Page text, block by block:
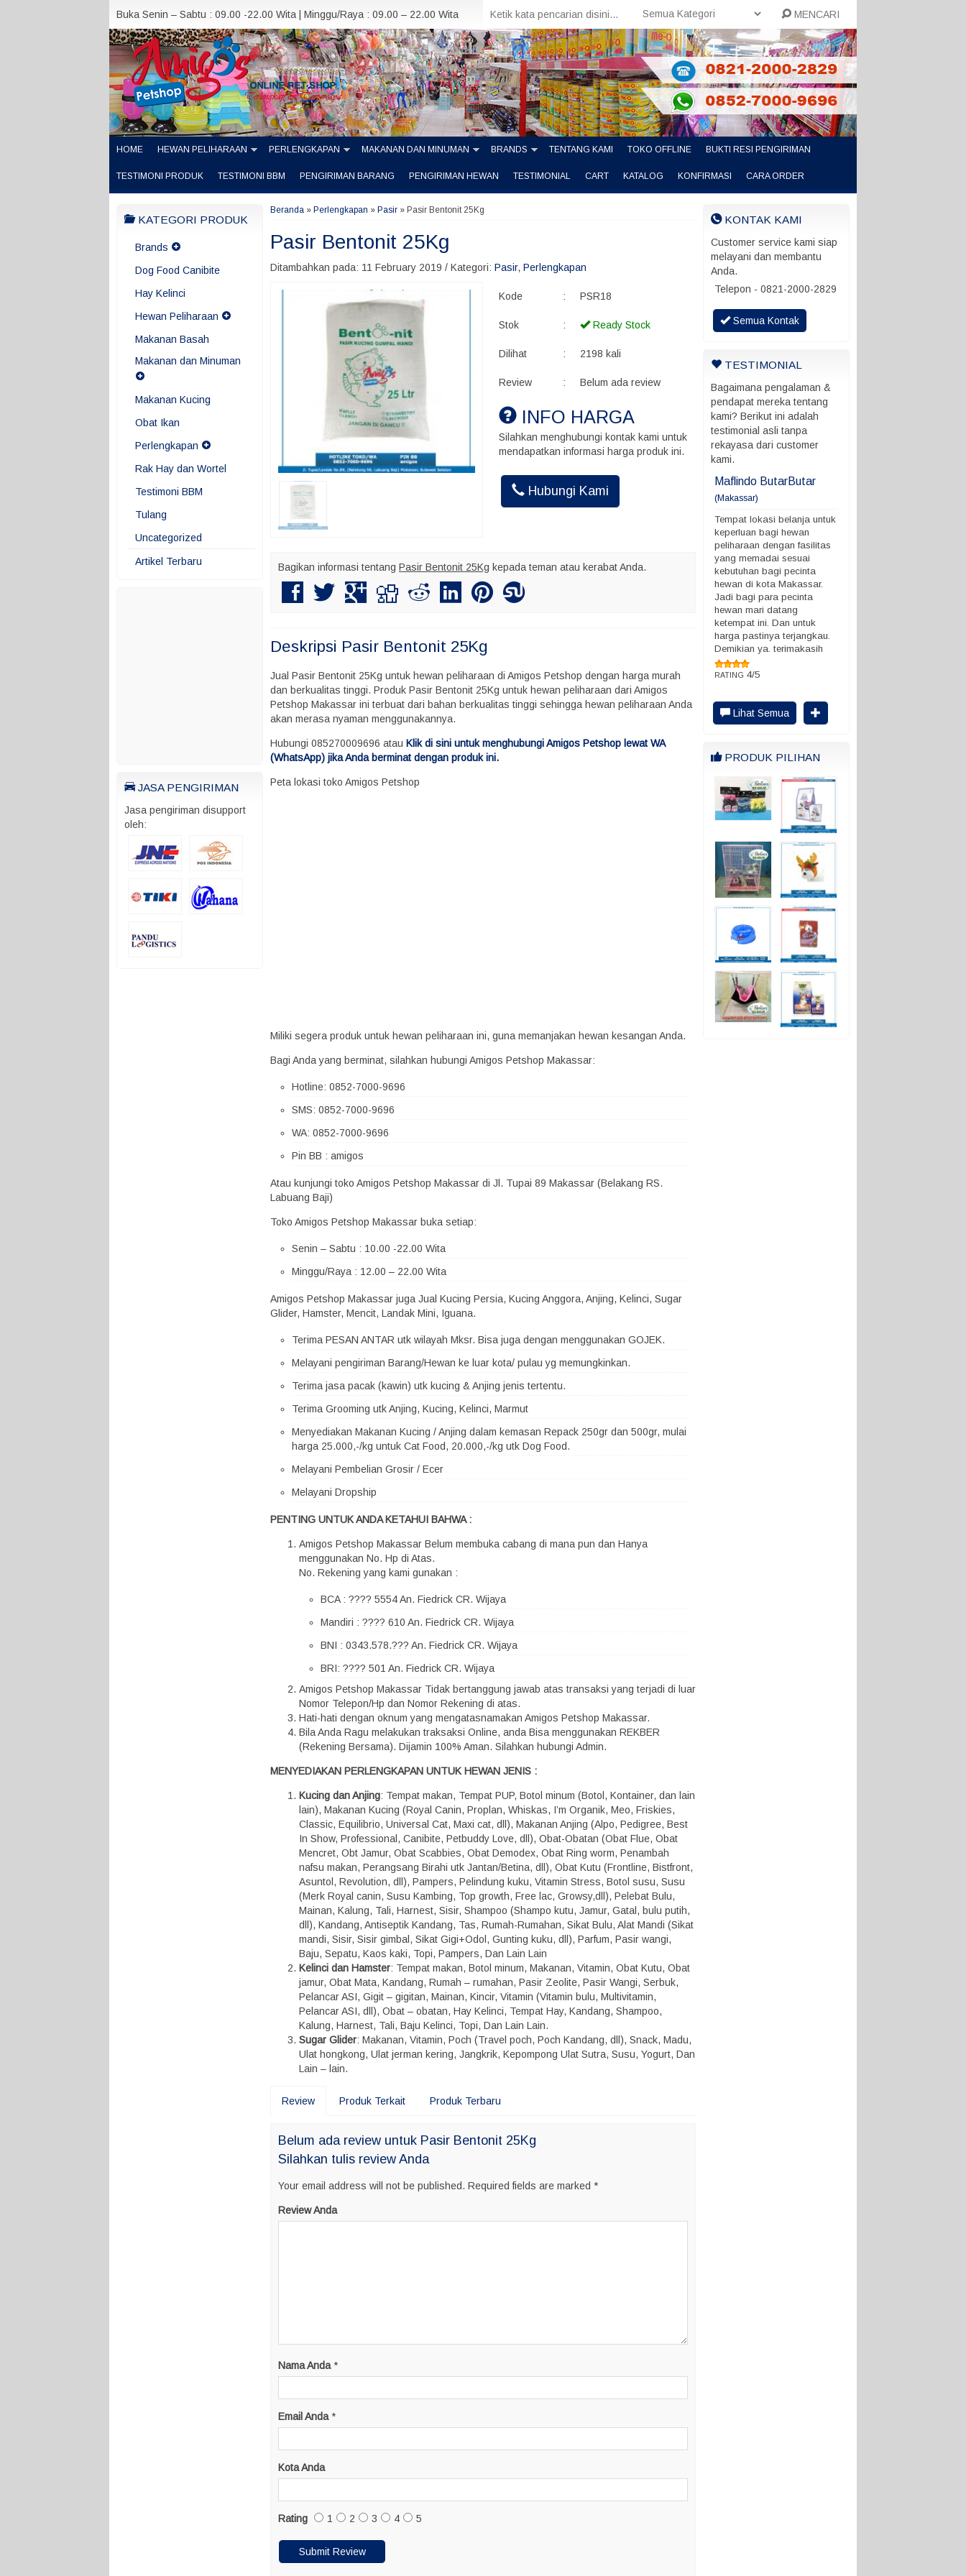
Buka Senin – Sabtu : 09.00 -22.00 Wita | Minggu/Raya : 09.00 – 22.00 Wita MENCARI
HOME HEWAN PELIHARAAN PERLENGKAPAN MAKANAN DAN MINUMAN BRANDS TENTANG KAMI TOKO OFFLINE BUKTI RESI PENGIRIMAN
TESTIMONI PRODUK TESTIMONI BBM PENGIRIMAN BARANG PENGIRIMAN HEWAN TESTIMONIAL CART KATALOG KONFIRMASI CARA ORDER
KATEGORI PRODUK
Brands
Dog Food Canibite
Hay Kelinci
Hewan Peliharaan
Makanan Basah
Makanan dan Minuman
Makanan Kucing
Obat Ikan
Perlengkapan
Rak Hay dan Wortel
Testimoni BBM
Tulang
Uncategorized
Artikel Terbaru
JASA PENGIRIMAN
Jasa pengiriman disupport
oleh:
Beranda » Perlengkapan » Pasir » Pasir Bentonit 25Kg
Pasir Bentonit 25Kg
Ditambahkan pada: 11 February 2019 / Kategori: Pasir, Perlengkapan
Kode : PSR18
Stok : Ready Stock
Dilihat : 2198 kali
Review : Belum ada review
INFO HARGA
Silahkan menghubungi kontak kami untuk
mendapatkan informasi harga produk ini.
Hubungi Kami
Bagikan informasi tentang Pasir Bentonit 25Kg kepada teman atau kerabat Anda.
Deskripsi Pasir Bentonit 25Kg
Jual Pasir Bentonit 25Kg untuk hewan peliharaan di Amigos Petshop dengan harga murah
dan berkualitas tinggi. Produk Pasir Bentonit 25Kg untuk hewan peliharaan dari Amigos
Petshop Makassar ini terbuat dari bahan berkualitas tinggi sehingga hewan peliharaan Anda
akan merasa nyaman menggunakannya.
Hubungi 085270009696 atau Klik di sini untuk menghubungi Amigos Petshop lewat WA
(WhatsApp) jika Anda berminat dengan produk ini.
Peta lokasi toko Amigos Petshop
Miliki segera produk untuk hewan peliharaan ini, guna memanjakan hewan kesangan Anda.
Bagi Anda yang berminat, silahkan hubungi Amigos Petshop Makassar:
Hotline: 0852-7000-9696
SMS: 0852-7000-9696
WA: 0852-7000-9696
Pin BB : amigos
Atau kunjungi toko Amigos Petshop Makassar di Jl. Tupai 89 Makassar (Belakang RS.
Labuang Baji)
Toko Amigos Petshop Makassar buka setiap:
Senin – Sabtu : 10.00 -22.00 Wita
Minggu/Raya : 12.00 – 22.00 Wita
Amigos Petshop Makassar juga Jual Kucing Persia, Kucing Anggora, Anjing, Kelinci, Sugar
Glider, Hamster, Mencit, Landak Mini, Iguana.
Terima PESAN ANTAR utk wilayah Mksr. Bisa juga dengan menggunakan GOJEK.
Melayani pengiriman Barang/Hewan ke luar kota/ pulau yg memungkinkan.
Terima jasa pacak (kawin) utk kucing & Anjing jenis tertentu.
Terima Grooming utk Anjing, Kucing, Kelinci, Marmut
Menyediakan Makanan Kucing / Anjing dalam kemasan Repack 250gr dan 500gr, mulai
harga 25.000,-/kg untuk Cat Food, 20.000,-/kg utk Dog Food.
Melayani Pembelian Grosir / Ecer
Melayani Dropship
PENTING UNTUK ANDA KETAHUI BAHWA :
Amigos Petshop Makassar Belum membuka cabang di mana pun dan Hanya
menggunakan No. Hp di Atas.
No. Rekening yang kami gunakan :
BCA : ???? 5554 An. Fiedrick CR. Wijaya
Mandiri : ???? 610 An. Fiedrick CR. Wijaya
BNI : 0343.578.??? An. Fiedrick CR. Wijaya
BRI: ???? 501 An. Fiedrick CR. Wijaya
Amigos Petshop Makassar Tidak bertanggung jawab atas transaksi yang terjadi di luar
Nomor Telepon/Hp dan Nomor Rekening di atas.
Hati-hati dengan oknum yang mengatasnamakan Amigos Petshop Makassar.
Bila Anda Ragu melakukan traksaksi Online, anda Bisa menggunakan REKBER
(Rekening Bersama). Dijamin 100% Aman. Silahkan hubungi Admin.
MENYEDIAKAN PERLENGKAPAN UNTUK HEWAN JENIS :
Kucing dan Anjing: Tempat makan, Tempat PUP, Botol minum (Botol, Kontainer, dan lain
lain), Makanan Kucing (Royal Canin, Proplan, Whiskas, I’m Organik, Meo, Friskies,
Classic, Equilibrio, Universal Cat, Maxi cat, dll), Makanan Anjing (Alpo, Pedigree, Best
In Show, Professional, Canibite, Petbuddy Love, dll), Obat-Obatan (Obat Flue, Obat
Mencret, Obt Jamur, Obat Scabbies, Obat Demodex, Obat Ring worm, Penambah
nafsu makan, Perangsang Birahi utk Jantan/Betina, dll), Obat Kutu (Frontline, Bistfront,
Asuntol, Revolution, dll), Pampers, Pelindung kuku, Vitamin Stress, Botol susu, Susu
(Merk Royal canin, Susu Kambing, Top growth, Free lac, Growsy,dll), Pelebat Bulu,
Mainan, Kalung, Tali, Harnest, Sisir, Shampoo (Shampo kutu, Jamur, Gatal, bulu putih,
dll), Kandang, Antiseptik Kandang, Tas, Rumah-Rumahan, Sikat Bulu, Alat Mandi (Sikat
mandi, Sisir, Sisir gimbal, Sikat Gigi+Odol, Gunting kuku, dll), Parfum, Pasir wangi,
Baju, Sepatu, Kaos kaki, Topi, Pampers, Dan Lain Lain
Kelinci dan Hamster: Tempat makan, Botol minum, Makanan, Vitamin, Obat Kutu, Obat
jamur, Obat Mata, Kandang, Rumah – rumahan, Pasir Zeolite, Pasir Wangi, Serbuk,
Pelancar ASI, Gigit – gigitan, Mainan, Kincir, Vitamin (Vitamin bulu, Multivitamin,
Pelancar ASI, dll), Obat – obatan, Hay Kelinci, Tempat Hay, Kandang, Shampoo,
Kalung, Harnest, Tali, Baju Kelinci, Topi, Dan Lain Lain.
Sugar Glider: Makanan, Vitamin, Poch (Travel poch, Poch Kandang, dll), Snack, Madu,
Ulat hongkong, Ulat jerman kering, Jangkrik, Kepompong Ulat Sutra, Susu, Yogurt, Dan
Lain – lain.
Review Produk Terkait Produk Terbaru
Belum ada review untuk Pasir Bentonit 25Kg
Silahkan tulis review Anda
Your email address will not be published. Required fields are marked *
Review Anda
Nama Anda *
Email Anda *
Kota Anda
Rating 1 2 3 4 5
KONTAK KAMI
Customer service kami siap
melayani dan membantu
Anda.
Telepon - 0821-2000-2829
Semua Kontak
TESTIMONIAL
Bagaimana pengalaman &
pendapat mereka tentang
kami? Berikut ini adalah
testimonial asli tanpa
rekayasa dari customer
kami.
Akhmad Insani
Kalo kirim burung ada batas
Maflindo ButarButar
(Makassar)
Tempat lokasi belanja untuk
keperluan bagi hewan
peliharaan dengan fasilitas
yang memadai sesuai
kebutuhan bagi pecinta
hewan di kota Makassar.
Jadi bagi para pecinta
hewan mari datang
ketempat ini. Dan untuk
harga pastinya terjangkau.
Demikian ya. terimakasih
RATING 4/5
Lihat Semua
PRODUK PILIHAN